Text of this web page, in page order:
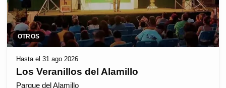
OTROS
Hasta el 31 ago 2026
Los Veranillos del Alamillo
Parque del Alamillo